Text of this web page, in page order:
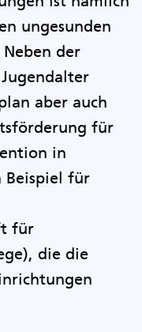
ungesunden
der
aber auch
für
in
Beispiel für
für
die die